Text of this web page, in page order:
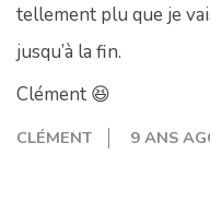
tellement plu que je
jusqu’à la fin.
Clément 😆
CLÉMENT 9 ANS